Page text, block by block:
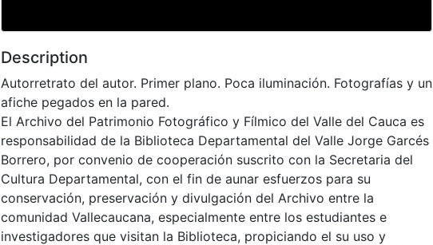
Description
Autorretrato del autor. Primer plano. Poca iluminación. Fotografías y un
afiche pegados en la pared.
El Archivo del Patrimonio Fotográfico y Fílmico del Valle del Cauca es
responsabilidad de la Biblioteca Departamental del Valle Jorge Garcés
Borrero, por convenio de cooperación suscrito con la Secretaria del
Cultura Departamental, con el fin de aunar esfuerzos para su
conservación, preservación y divulgación del Archivo entre la
comunidad Vallecaucana, especialmente entre los estudiantes e
investigadores que visitan la Biblioteca, propiciando el su uso y